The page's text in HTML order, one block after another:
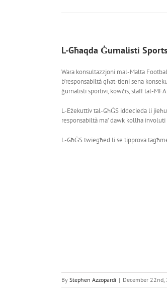
L-Għaqda Ġurnalisti
Wara konsultazzjoni mal-Malta
b’responsabiltà għat-tieni sena
ġurnalisti sportivi, kowċis, staff tal-
L-Eżekuttiv tal-GħĠS iddecieda li
responsabiltà ma’ dawk kollha
L-GħĠS twiegħed li se tipprova
By Stephen Azzopardi | December 22nd,